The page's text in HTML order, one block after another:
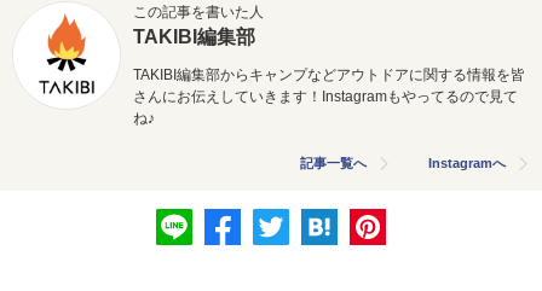
この記事を書いた人
TAKIBI編集部
TAKIBI編集部からキャンプなどアウトドアに関する情報を皆
さんにお伝えしていきます！Instagramもやってるので見て
ね♪
記事一覧へ Instagramへ